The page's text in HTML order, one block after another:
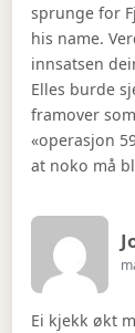
sprunge for
his name.
innsatsen
Elles burde
framover
«operasjon
at noko må
Ei kjekk økt